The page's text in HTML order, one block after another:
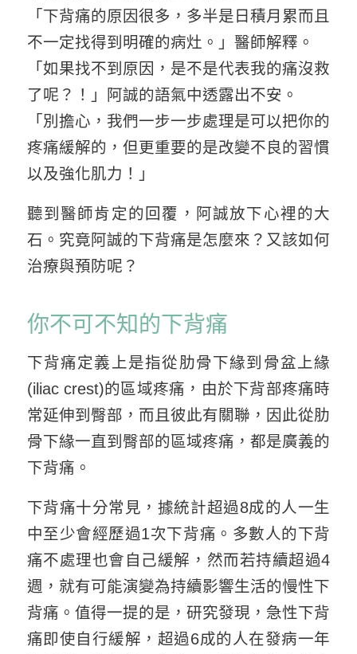
「下背痛的原因很多，多半是日積月累而且
不一定找得到明確的病灶。」醫師解釋。
「如果找不到原因，是不是代表我的痛沒救
了呢？！」阿誠的語氣中透露出不安。
「別擔心，我們一步一步處理是可以把你的
疼痛緩解的，但更重要的是改變不良的習慣
以及強化肌力！」
聽到醫師肯定的回覆，阿誠放下心裡的大
石。究竟阿誠的下背痛是怎麼來？又該如何
治療與預防呢？
你不可不知的下背痛
下背痛定義上是指從肋骨下緣到骨盆上緣
(iliac crest)的區域疼痛，由於下背部疼痛時
常延伸到臀部，而且彼此有關聯，因此從肋
骨下緣一直到臀部的區域疼痛，都是廣義的
下背痛。
下背痛十分常見，據統計超過8成的人一生
中至少會經歷過1次下背痛。多數人的下背
痛不處理也會自己緩解，然而若持續超過4
週，就有可能演變為持續影響生活的慢性下
背痛。值得一提的是，研究發現，急性下背
痛即使自行緩解，超過6成的人在發病一年